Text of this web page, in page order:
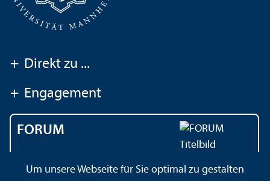
+ Direkt zu ...
+ Engagement
FORUM
Universität Mannheim
Um unsere Webseite für Sie optimal zu gestalten